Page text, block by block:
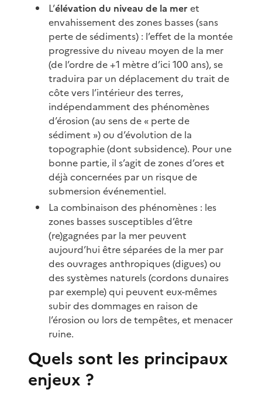
L’élévation du niveau de la mer et
envahissement des zones basses (sans
perte de sédiments) : l’effet de la montée
progressive du niveau moyen de la mer
(de l’ordre de +1 mètre d’ici 100 ans), se
traduira par un déplacement du trait de
côte vers l’intérieur des terres,
indépendamment des phénomènes
d’érosion (au sens de « perte de
sédiment ») ou d’évolution de la
topographie (dont subsidence). Pour une
bonne partie, il s’agit de zones d’ores et
déjà concernées par un risque de
submersion événementiel.
La combinaison des phénomènes : les
zones basses susceptibles d’être
(re)gagnées par la mer peuvent
aujourd’hui être séparées de la mer par
des ouvrages anthropiques (digues) ou
des systèmes naturels (cordons dunaires
par exemple) qui peuvent eux-mêmes
subir des dommages en raison de
l’érosion ou lors de tempêtes, et menacer
ruine.
Quels sont les principaux
enjeux ?